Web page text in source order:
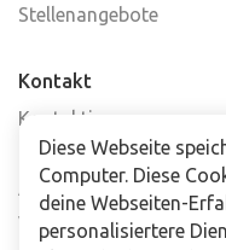
Stellenangebote
Kontakt
Kontaktiere uns
Häufig gestellte Fragen
Abonniere unseren
Verkaufsstellen
Diese Webseite
Computer. Diese
deine Webseiten-
personalisiertere